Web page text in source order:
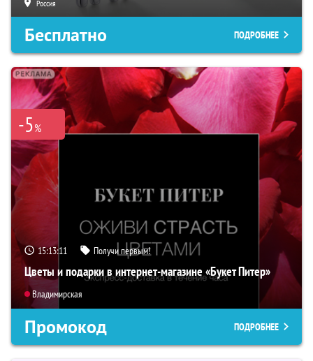
Россия
Бесплатно ПОДРОБНЕЕ
-5%
15:13:10 Получи первым!
Цветы и подарки в интернет-магазине «Букет Питер»
Владимирская
Промокод ПОДРОБНЕЕ